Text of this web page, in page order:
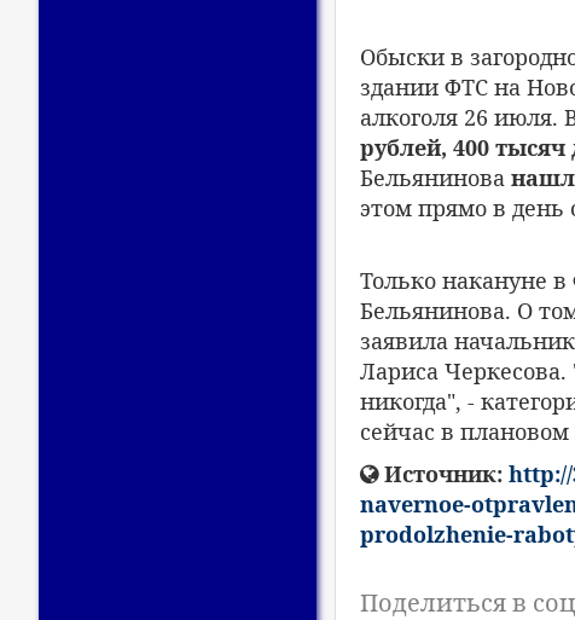
Обыски в
здании ФТС на
алкоголя 26 июля.
рублей, 400
Бельянинова
этом прямо в
Только накануне
Бельянинова. О
заявила
Лариса
никогда", -
сейчас в плановом
Источник:
navernoe-
prodolzhenie-
Поделиться в